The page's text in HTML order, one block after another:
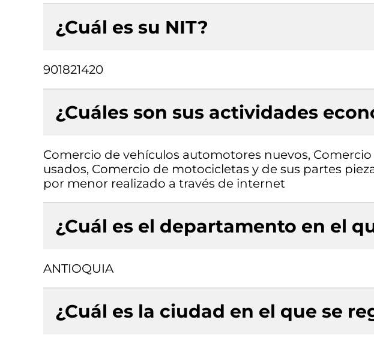
¿Cuál es su NIT?
901821420
¿Cuáles son sus actividades
Comercio de vehículos automotores nuevos,
usados, Comercio de motocicletas y de sus partes
por menor realizado a través de internet
¿Cuál es el departamento en el
ANTIOQUIA
¿Cuál es la ciudad en el que se